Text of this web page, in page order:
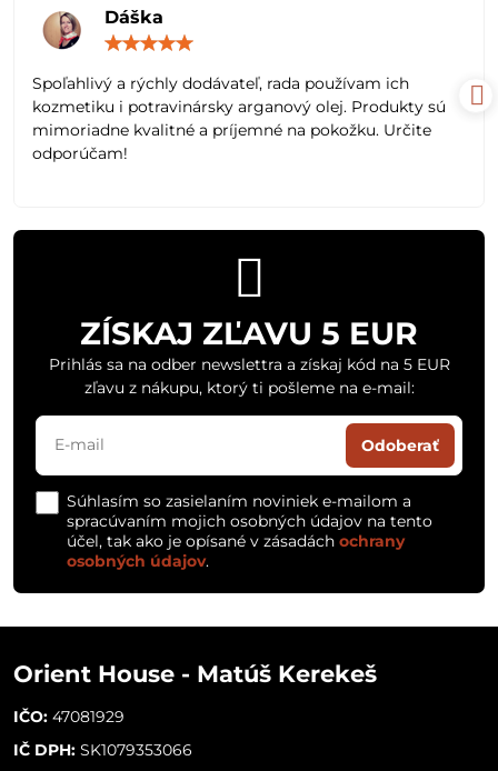
Dáška
5
Spoľahlivý a rýchly dodávateľ, rada používam ich
kozmetiku i potravinársky arganový olej. Produkty sú
mimoriadne kvalitné a príjemné na pokožku. Určite
odporúčam!
ZÍSKAJ ZĽAVU 5 EUR
Prihlás sa na odber newslettra a získaj kód na 5 EUR
zľavu z nákupu, ktorý ti pošleme na e-mail:
Odoberať
Súhlasím so zasielaním noviniek e-mailom a
spracúvaním mojich osobných údajov na tento
účel, tak ako je opísané v zásadách ochrany
osobných údajov.
Orient House - Matúš Kerekeš
IČO: 47081929
IČ DPH: SK1079353066